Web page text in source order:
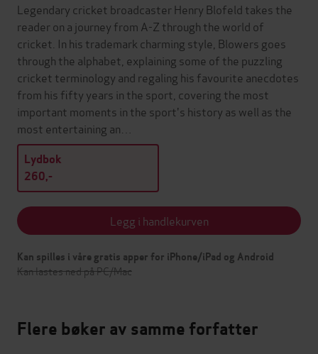
Legendary cricket broadcaster Henry Blofeld takes the
reader on a journey from A-Z through the world of
cricket. In his trademark charming style, Blowers goes
through the alphabet, explaining some of the puzzling
cricket terminology and regaling his favourite anecdotes
from his fifty years in the sport, covering the most
important moments in the sport's history as well as the
most entertaining an…
Lydbok
260,-
Legg i handlekurven
Kan spilles i våre gratis apper for iPhone/iPad og Android
Kan lastes ned på PC/Mac
Flere bøker av samme forfatter